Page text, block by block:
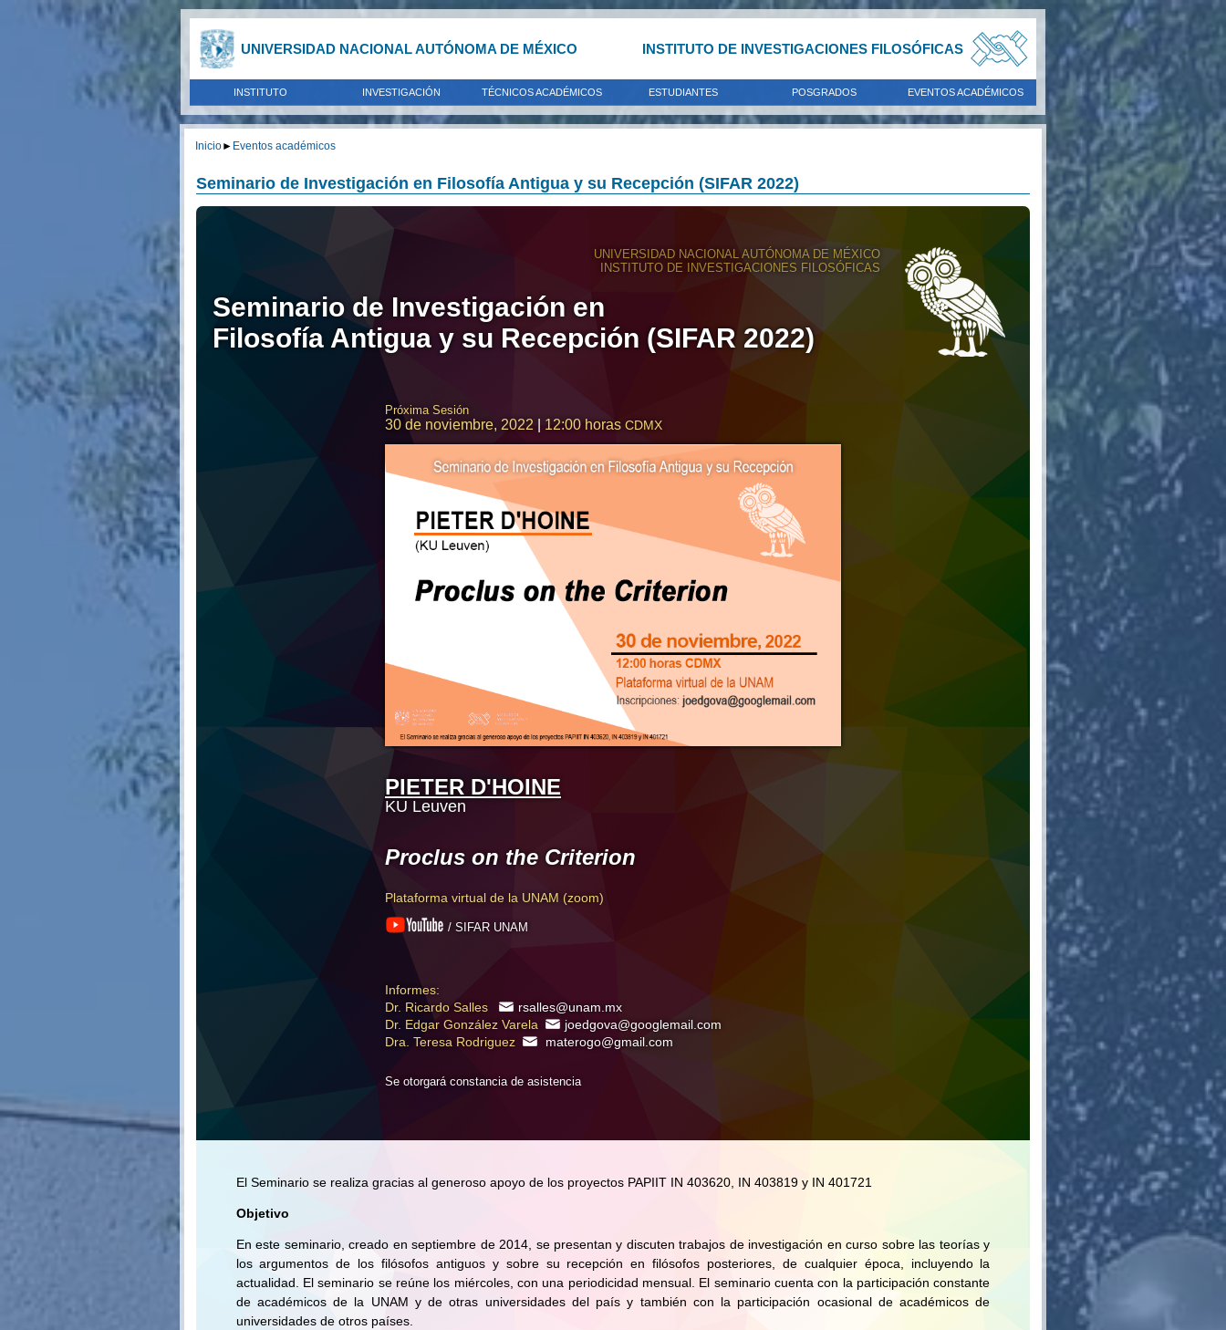
UNIVERSIDAD NACIONAL AUTÓNOMA DE MÉXICO INSTITUTO DE INVESTIGACIONES FILOSÓFICAS
INSTITUTO INVESTIGACIÓN TÉCNICOS ACADÉMICOS ESTUDIANTES POSGRADOS EVENTOS ACADÉMICOS
Inicio► Eventos académicos
Seminario de Investigación en Filosofía Antigua y su Recepción (SIFAR 2022)
UNIVERSIDAD NACIONAL AUTÓNOMA DE MÉXICO
INSTITUTO DE INVESTIGACIONES FILOSÓFICAS
Seminario de Investigación en
Filosofía Antigua y su Recepción (SIFAR 2022)
Próxima Sesión
30 de noviembre, 2022 12:00 horas CDMX
PIETER D'HOINE
KU Leuven
Proclus on the Criterion
Plataforma virtual de la UNAM (zoom)
/ SIFAR UNAM
Informes:
Dr. Ricardo Salles
rsalles@unam.mx
Dr. Edgar González Varela
joedgova@googlemail.com
Dra. Teresa Rodriguez
materogo@gmail.com
Se otorgará constancia de asistencia
El Seminario se realiza gracias al generoso apoyo de los proyectos PAPIIT IN 403620, IN 403819 y IN 401721
Objetivo
En este seminario, creado en septiembre de 2014, se presentan y discuten trabajos de investigación en curso sobre las teorías y
los argumentos de los filósofos antiguos y sobre su recepción en filósofos posteriores, de cualquier época, incluyendo la
actualidad. El seminario se reúne los miércoles, con una periodicidad mensual. El seminario cuenta con la participación constante
de académicos de la UNAM y de otras universidades del país y también con la participación ocasional de académicos de
universidades de otros países.